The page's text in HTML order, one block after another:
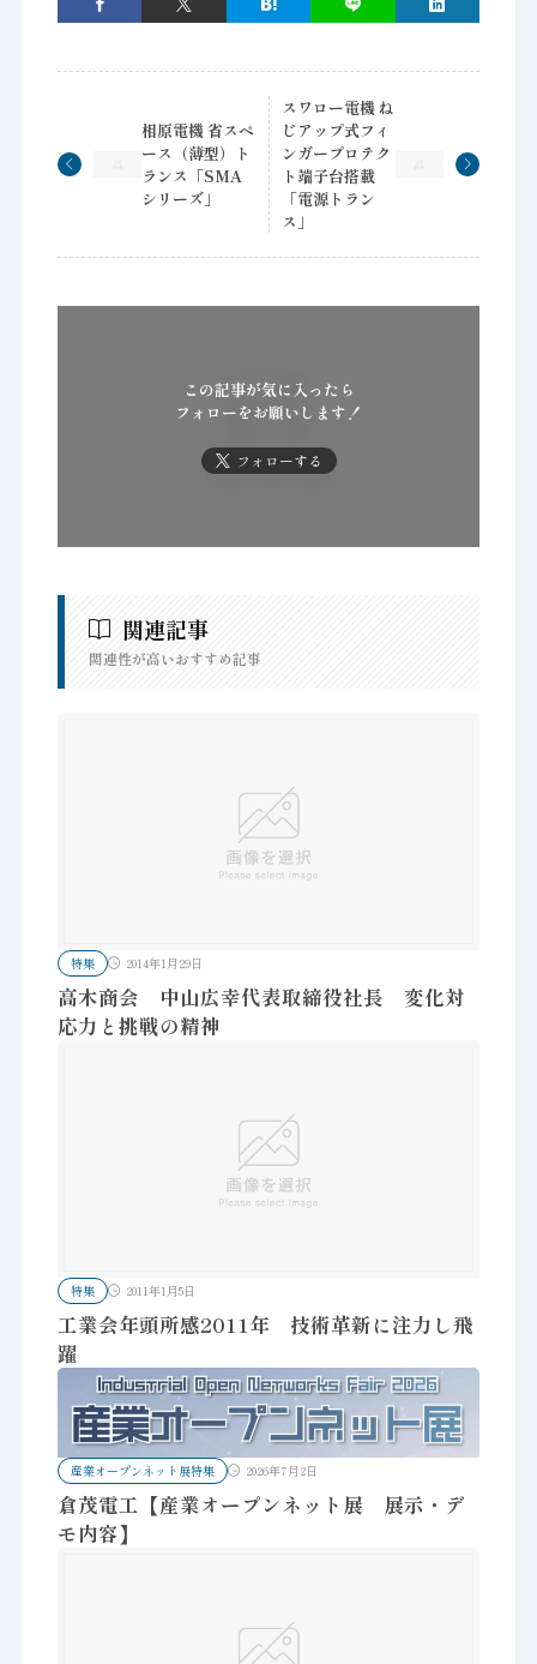
相原電機 省スペ
ース（薄型）ト
ランス「SMA
シリーズ」
スワロー電機 ね
じアップ式フィ
ンガープロテク
ト端子台搭載
「電源トラン
ス」
この記事が気に入ったら
フォローをお願いします！
フォローする
関連記事
関連性が高いおすすめ記事
特集 2014年1月29日
高木商会 中山広幸代表取締役社長 変化対
応力と挑戦の精神
特集 2011年1月5日
工業会年頭所感2011年 技術革新に注力し飛
躍
産業オープンネット展特集 2026年7月2日
倉茂電工【産業オープンネット展 展示・デ
モ内容】